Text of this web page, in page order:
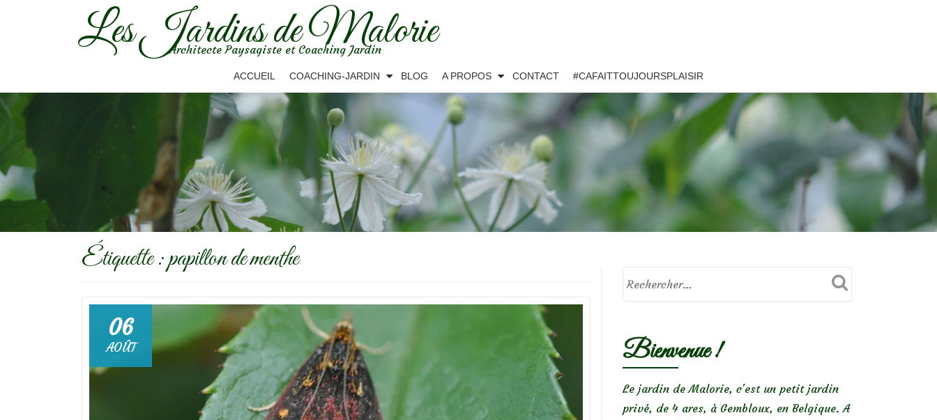
Les Jardins de Malorie
Architecte Paysagiste et Coaching Jardin
ACCUEIL COACHING-JARDIN BLOG A PROPOS CONTACT #CAFAITTOUJOURSPLAISIR
Étiquette :papillon de menthe
06
AOÛT Bienvenue !
Le jardin de Malorie, c'est un petit jardin
privé, de 4 ares, à Gembloux, en Belgique. A